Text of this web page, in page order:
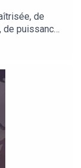
de
de puissance
l'histoire de
pour